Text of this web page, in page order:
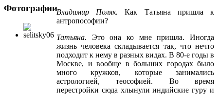
Владимир Поляк.Как Татьяна пришла к
антропософии?
Татьяна. Это она ко мне пришла. Иногда
жизнь человека складывается так, что нечто
подходит к нему в разных видах. В 80-е годы в
Москве, и вообще в больших городах было
много кружков, которые занимались
астрологией, теософией. Во время
перестройки сюда хлынули индийские гуру и
Фотографии